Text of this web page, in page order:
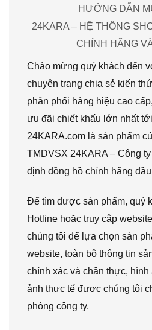
HƯỚNG DẪN
24KARA – HỆ THỐNG
CHÍNH HÃNG
Chào mừng quý khách đến
chuyên trang chia sẻ kiến
phân phối hàng hiệu cao
ưu đãi chiết khấu lớn nhất
24KARA.com là sản phẩm
TMDVSX 24KARA – Công
định đồng hồ chính hãng
Để tìm được sản phẩm, quý
Hotline hoặc truy cập
chúng tôi để lựa chọn sản
website, toàn bộ thông tin
chính xác và chân thực,
ảnh thực tế được chúng tôi
phòng công ty.